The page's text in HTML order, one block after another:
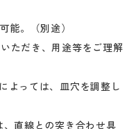
。（別途）
ただき、用途等をご理解
よっては、皿穴を調整し
直線との突き合わせ具